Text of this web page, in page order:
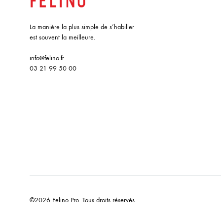
La manière la plus simple de s’habiller
est souvent la meilleure.
info@felino.fr
03 21 99 50 00
©2026 Felino Pro. Tous droits réservés